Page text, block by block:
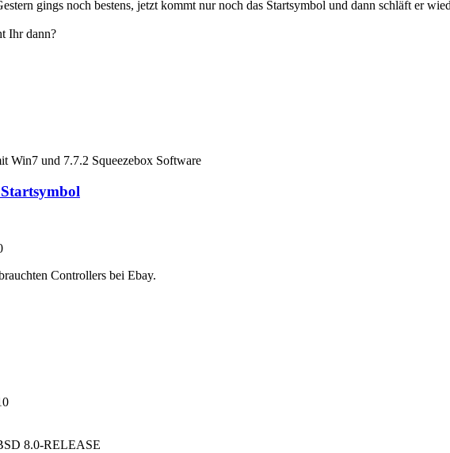
gings noch bestens, jetzt kommt nur noch das Startsymbol und dann schläft er
Ihr dann?
Win7 und 7.7.2 Squeezebox Software
Controllers bei Ebay.
8.0-RELEASE